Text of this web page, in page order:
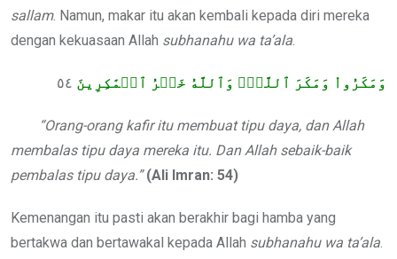
sallam. Namun, makar itu akan kembali kepada diri mereka
dengan kekuasaan Allah subhanahu wa ta’ala
وَمَكَرُواْ وَمَكَرَ ٱللَّهُۖ وَٱللَّهُ خَيۡرُ ٱلۡمَٰكِرِينَ ٥٤
“Orang-orang kafir itu membuat tipu daya, dan Allah
membalas tipu daya mereka itu. Dan Allah sebaik-baik
pembalas tipu daya.”(Ali Imran: 54)
Kemenangan itu pasti akan berakhir bagi hamba yang
bertakwa dan bertawakal kepada Allah subhanahu wa ta’ala